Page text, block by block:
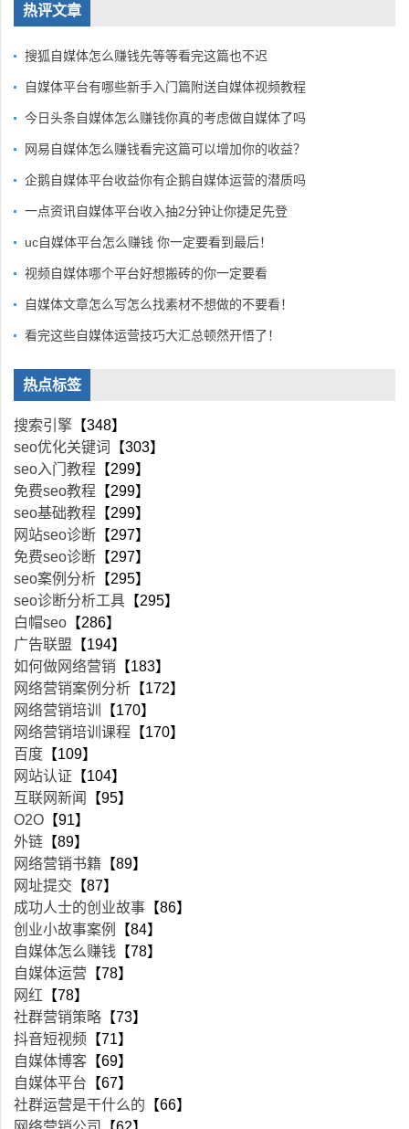
热评文章
搜狐自媒体怎么赚钱先等等看完这篇也不迟
自媒体平台有哪些新手入门篇附送自媒体视频教程
今日头条自媒体怎么赚钱你真的考虑做自媒体了吗
网易自媒体怎么赚钱看完这篇可以增加你的收益？
企鹅自媒体平台收益你有企鹅自媒体运营的潜质吗
一点资讯自媒体平台收入抽2分钟让你捷足先登
uc自媒体平台怎么赚钱 你一定要看到最后！
视频自媒体哪个平台好想搬砖的你一定要看
自媒体文章怎么写怎么找素材不想做的不要看！
看完这些自媒体运营技巧大汇总顿然开悟了！
热点标签
搜索引擎 【348】
seo优化关键词
【303】
seo入门教程 【299】
免费seo教程 【299】
seo基础教程 【299】
网站seo诊断 【297】
免费seo诊断 【297】
seo案例分析 【295】
seo诊断分析工具 【295】
白帽seo 【286】
广告联盟 【194】
如何做网络营销 【183】
网络营销案例分析 【172】
网络营销培训
【170】
网络营销培训课程 【170】
百度 【109】
网站认证 【104】
互联网新闻
【95】
O2O 【91】
外链 【89】
网络营销书籍 【89】
网址提交 【87】
成功人士的创业故事 【86】
创业小故事案例
【84】
自媒体怎么赚钱 【78】
自媒体运营 【78】
网红 【78】
社群营销策略 【73】
抖音短视频 【71】
自媒体博客 【69】
自媒体平台 【67】
社群运营是干什么的 【66】